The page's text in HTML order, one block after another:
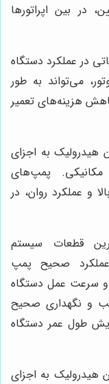
در بین اپراتورها
در عملکرد دستگاه
می‌تواند به طور
هزینه‌های تعمیر
هیدرولیک به اجزای
پمپ‌های
و عملکرد روان، در
قطعات سیستم
صحیح پمپ
و سرعت عمل دستگاه
و نگهداری صحیح
طول عمر دستگاه
هیدرولیک به اجزای